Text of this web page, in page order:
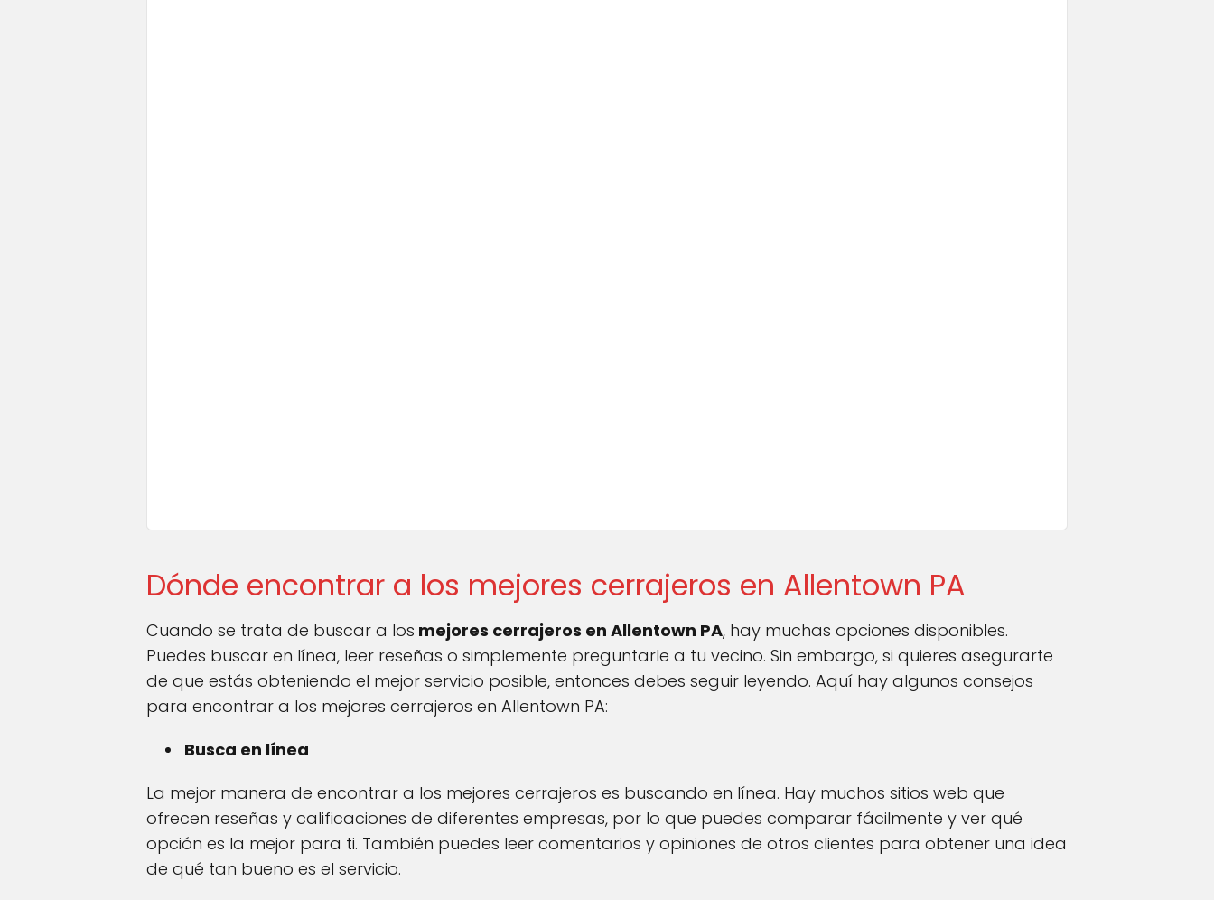
Dónde encontrar a los mejores cerrajeros en Allentown PA
Cuando se trata de buscar a los mejores cerrajeros en Allentown PA, hay muchas opciones disponibles.
Puedes buscar en línea, leer reseñas o simplemente preguntarle a tu vecino. Sin embargo, si quieres asegurarte
de que estás obteniendo el mejor servicio posible, entonces debes seguir leyendo. Aquí hay algunos consejos
para encontrar a los mejores cerrajeros en Allentown PA:
Busca en línea
La mejor manera de encontrar a los mejores cerrajeros es buscando en línea. Hay muchos sitios web que
ofrecen reseñas y calificaciones de diferentes empresas, por lo que puedes comparar fácilmente y ver qué
opción es la mejor para ti. También puedes leer comentarios y opiniones de otros clientes para obtener una idea
de qué tan bueno es el servicio.